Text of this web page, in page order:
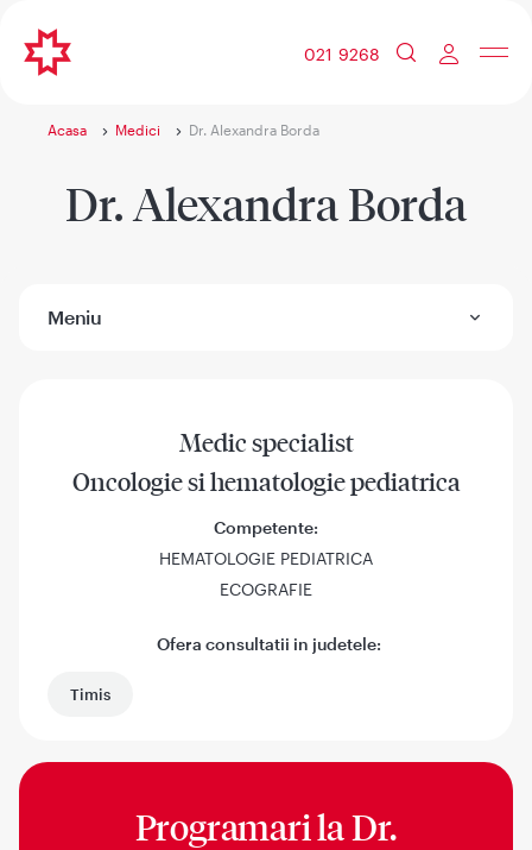
021 9268
Acasa Medici Dr. Alexandra Borda
Dr. Alexandra Borda
Meniu
Medic specialist
Oncologie si hematologie pediatrica
Competente:
HEMATOLOGIE PEDIATRICA
ECOGRAFIE
Ofera consultatii in judetele:
Timis
Programari laDr.